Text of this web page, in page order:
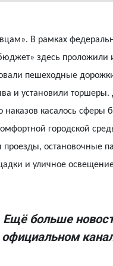
В рамках
здесь проложили
пешеходные
и установили
наказов касалось сферы
городской
проезды, остановочные
и уличное
Ещё больше
официальном